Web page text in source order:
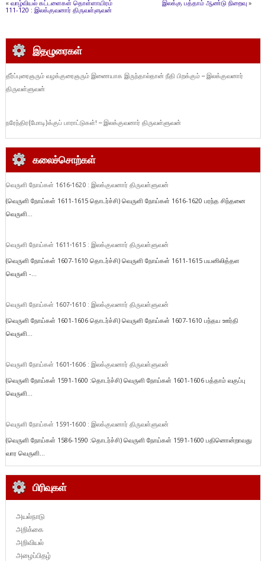
« வாழ்வியல் கட்டளைகள் தொள்ளாயிரம்
111-120 : இலக்குவனார் திருவள்ளுவன்
இலக்கு பத்தாம் ஆண்டு நிறைவு »
இதழுரைகள்
தீர்ப்புரைஞரும் வழக்குரைஞரும் இணையாக இருந்தால்தான் நீதி பிறக்கும் – இலக்குவனார்
திருவள்ளுவன்
நரேந்திர(மோடி)க்குப் பாராட்டுகள்! – இலக்குவனார் திருவள்ளுவன்
கலைச்சொற்கள்
வெருளி நோய்கள் 1616-1620 : இலக்குவனார் திருவள்ளுவன்
(வெருளி நோய்கள் 1611-1615 தொடர்ச்சி) வெருளி நோய்கள் 1616-1620 பரந்த சிந்தனை
வெருளி...
வெருளி நோய்கள் 1611-1615 : இலக்குவனார் திருவள்ளுவன்
(வெருளி நோய்கள் 1607-1610 தொடர்ச்சி) வெருளி நோய்கள் 1611-1615 பயனிலித்தள
வெருளி -...
வெருளி நோய்கள் 1607-1610 : இலக்குவனார் திருவள்ளுவன்
(வெருளி நோய்கள் 1601-1606 தொடர்ச்சி) வெருளி நோய்கள் 1607-1610 பந்தய ஊர்தி
வெருளி...
வெருளி நோய்கள் 1601-1606 : இலக்குவனார் திருவள்ளுவன்
(வெருளி நோய்கள் 1591-1600 :தொடர்ச்சி) வெருளி நோய்கள் 1601-1606 பத்தாம் வகுப்பு
வெருளி...
வெருளி நோய்கள் 1591-1600 : இலக்குவனார் திருவள்ளுவன்
(வெருளி நோய்கள் 1586-1590 :தொடர்ச்சி) வெருளி நோய்கள் 1591-1600 பதினொன்றாவது
வார வெருளி...
பிரிவுகள்
அயல்நாடு
அறிக்கை
அறிவியல்
அழைப்பிதழ்